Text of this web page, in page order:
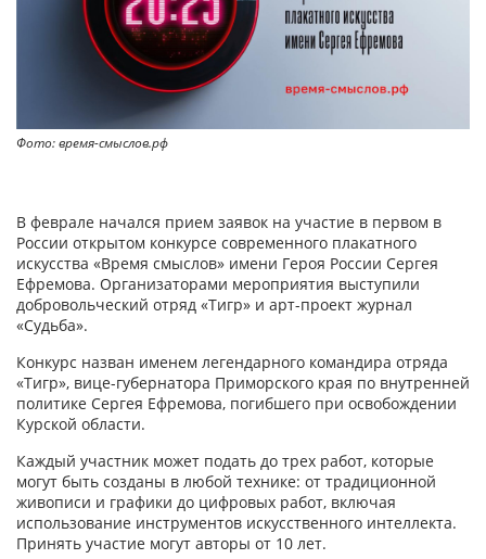
Фото: время-смыслов.рф
В феврале начался прием заявок на участие в первом в
России открытом конкурсе современного плакатного
искусства «Время смыслов» имени Героя России Сергея
Ефремова. Организаторами мероприятия выступили
добровольческий отряд «Тигр» и арт-проект журнал
«Судьба».
Конкурс назван именем легендарного командира отряда
«Тигр», вице-губернатора Приморского края по внутренней
политике Сергея Ефремова, погибшего при освобождении
Курской области.
Каждый участник может подать до трех работ, которые
могут быть созданы в любой технике: от традиционной
живописи и графики до цифровых работ, включая
использование инструментов искусственного интеллекта.
Принять участие могут авторы от 10 лет.